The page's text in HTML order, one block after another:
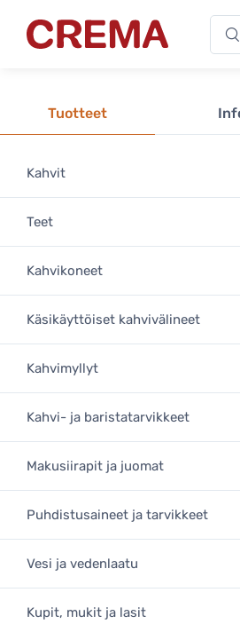
Crema
Tuotteet
Kahvit
Teet
Kahvikoneet
Käsikäyttöiset kahvivälineet
Kahvimyllyt
Kahvi- ja baristatarvikkeet
Makusiirapit ja juomat
Puhdistusaineet ja tarvikkeet
Vesi ja vedenlaatu
Kupit, mukit ja lasit